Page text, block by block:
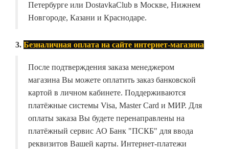
Петербурге или DostavkaClub в Москве, Нижнем
Новгороде, Казани и Краснодаре.
3. Безналичная оплата на сайте интернет-магазина
После подтверждения заказа менеджером
магазина Вы можете оплатить заказ банковской
картой в личном кабинете. Поддерживаются
платёжные системы Visa, Master Card и МИР. Для
оплаты заказа Вы будете перенаправлены на
платёжный сервис АО Банк "ПСКБ" для ввода
реквизитов Вашей карты. Интернет-платежи